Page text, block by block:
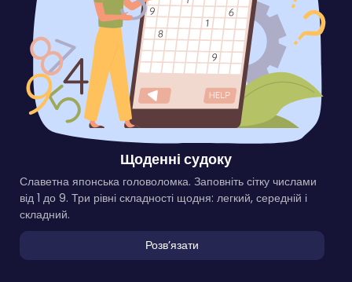
Щоденні судоку
Славетна японська головоломка. Заповніть сітку числами
від 1 до 9. Три рівні складності щодня: легкий, середній і
складний.
Розвʼязати